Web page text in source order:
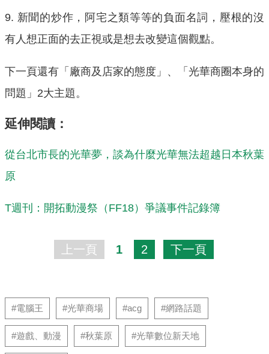
9. 新聞的炒作，阿宅之類等等的負面名詞，壓根的沒
有人想正面的去正視或是想去改變這個觀點。
下一頁還有「廠商及店家的態度」、「光華商圈本身的
問題」2大主題。
延伸閱讀：
從台北市長的光華夢，談為什麼光華無法超越日本秋葉
原
T週刊：開拓動漫祭（FF18）爭議事件記錄簿
上一頁 1 2 下一頁
#電腦王 #光華商場 #acg #網路話題
#遊戲、動漫 #秋葉原 #光華數位新天地